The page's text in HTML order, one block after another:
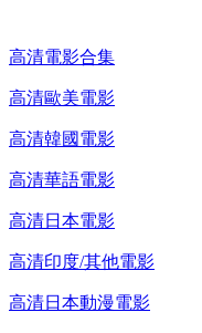
高清電影合集
高清歐美電影
高清韓國電影
高清華語電影
高清日本電影
高清印度/其他電影
高清日本動漫電影